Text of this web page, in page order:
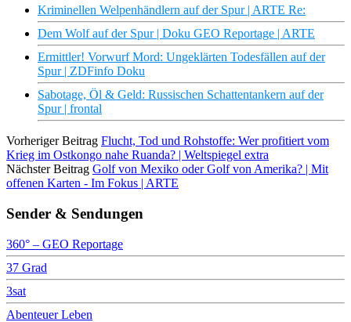
Kriminellen Welpenhändlern auf der Spur | ARTE Re:
Dem Wolf auf der Spur | Doku GEO Reportage | ARTE
Ermittler! Vorwurf Mord: Ungeklärten Todesfällen auf der
Spur | ZDFinfo Doku
Sabotage, Öl & Geld: Russischen Schattentankern auf der
Spur | frontal
Vorheriger Beitrag Flucht, Tod und Rohstoffe: Wer profitiert vom
Krieg im Ostkongo nahe Ruanda? | Weltspiegel extra
Nächster Beitrag Golf von Mexiko oder Golf von Amerika? | Mit
offenen Karten - Im Fokus | ARTE
Sender & Sendungen
360° – GEO Reportage
37 Grad
3sat
Abenteuer Leben